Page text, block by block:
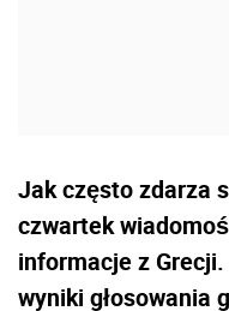
Jak często zdarza
czwartek
informacje z
wyniki głosowania